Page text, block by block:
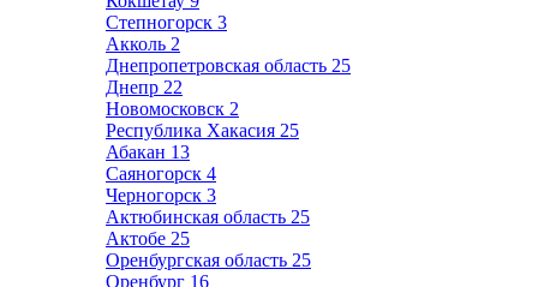
Степногорск 3
Акколь 2
Днепропетровская область 25
Днепр 22
Новомосковск 2
Республика Хакасия 25
Абакан 13
Саяногорск 4
Черногорск 3
Актюбинская область 25
Актобе 25
Оренбургская область 25
Оренбург 16